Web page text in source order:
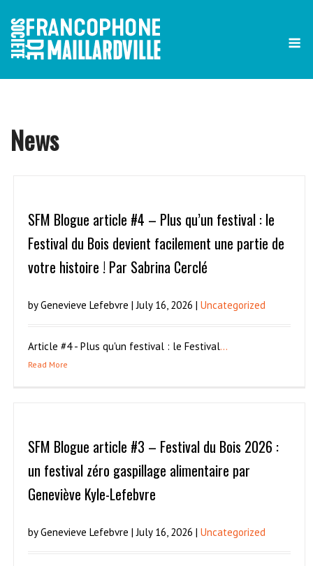
content
News
SFM Blogue article #4 – Plus qu’un festival : le
Festival du Bois devient facilement une partie de
votre histoire ! Par Sabrina Cerclé
by Genevieve Lefebvre | July 16, 2026 |Uncategorized
Article #4 - Plus qu'un festival : le Festival...
Read More
SFM Blogue article #3 – Festival du Bois 2026 :
un festival zéro gaspillage alimentaire par
Geneviève Kyle-Lefebvre
by Genevieve Lefebvre | July 16, 2026 |Uncategorized